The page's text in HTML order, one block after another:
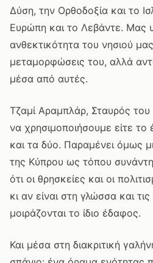
Δύση, την Ορθοδοξία και το
Ευρώπη και το Λεβάντε. Μας
ανθεκτικότητα του νησιού
μεταμορφώσεις του, αλλά
μέσα από αυτές.
Τζαμί Αραμπλάρ, Σταυρός του
να χρησιμοποιήσουμε είτε
και τα δύο. Παραμένει όμως
της Κύπρου ως τόπου
ότι οι θρησκείες και οι
κι αν είναι στη γλώσσα και
μοιράζονται το ίδιο έδαφος.
Και μέσα στη διακριτική